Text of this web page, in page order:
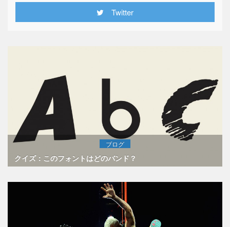
Twitter
ブログ
クイズ：このフォントはどのバンド？